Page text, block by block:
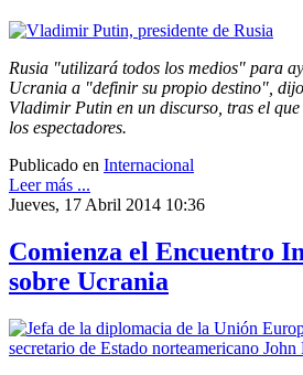
Rusia "utilizará todos los medios" para
Ucrania a "definir su propio destino",
Vladimir Putin en un discurso, tras el
los espectadores.
Publicado en Internacional
Leer más ...
Jueves, 17 Abril 2014 10:36
Comienza el Encuentro
sobre Ucrania